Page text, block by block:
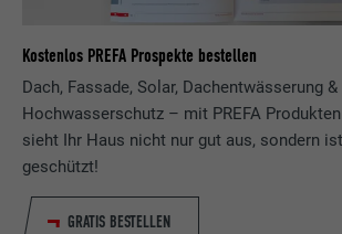
Kostenlos PREFA Prospekte bestellen
Dach, Fassade, Solar, Dachentwässerung &
Hochwasserschutz – mit PREFA
sieht Ihr Haus nicht nur gut aus, sondern
geschützt!
GRATIS BESTELLEN
Anbieter Google Optimize
Laufzeit
Wird testweise gesetzt, um
Zweck
Speichert die vom Benutzer
Sprach version einer